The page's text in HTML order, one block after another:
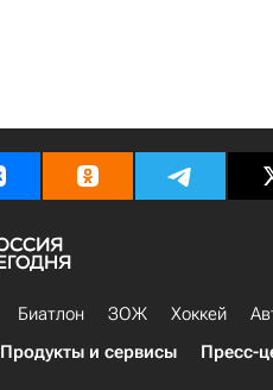
Биатлон ЗОЖ Хоккей
Продукты и сервисы Пресс-